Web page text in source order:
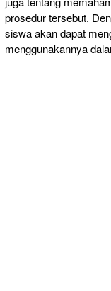
prosedur tersebut.
siswa akan dapat
menggunakannya